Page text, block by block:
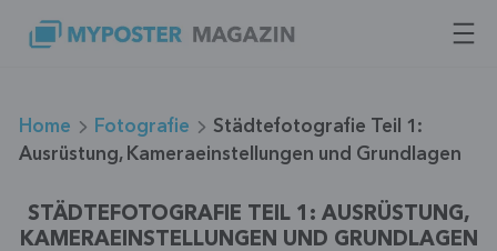
Inhalt
springen
Home Fotografie
Städtefotografie Teil 1:
Ausrüstung, Kameraeinstellungen und Grundlagen
STÄDTEFOTOGRAFIE TEIL 1: AUSRÜSTUNG,
KAMERAEINSTELLUNGEN UND GRUNDLAGEN